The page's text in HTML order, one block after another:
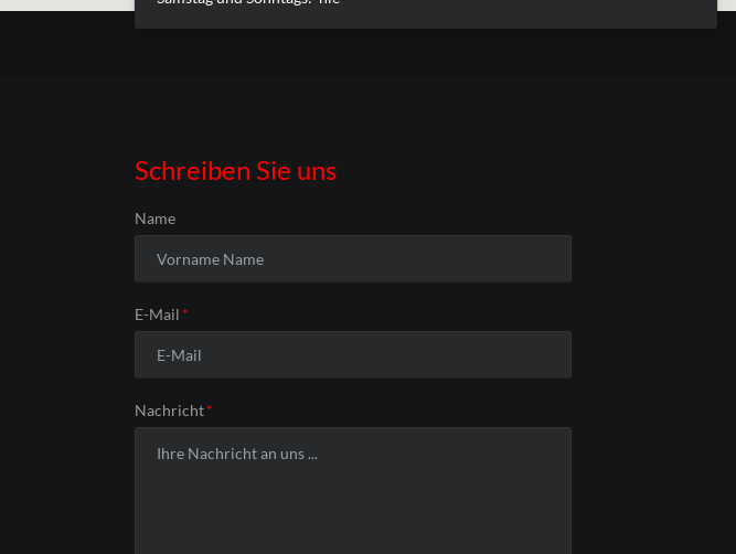
Schreiben Sie uns
Name
Pflichtfeld
E-Mail *
Pflichtfeld
Nachricht*